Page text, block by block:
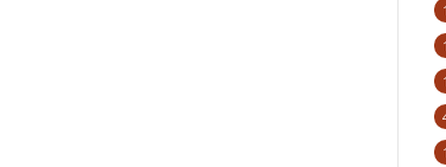
1
1
1
1